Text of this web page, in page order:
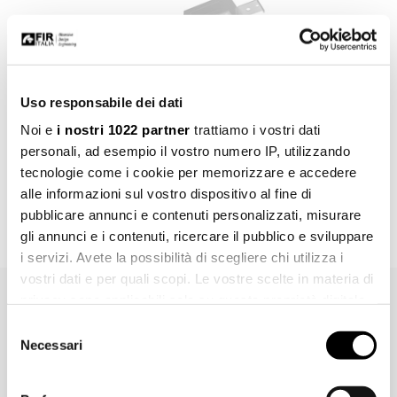
Uso responsabile dei dati
Noi e i nostri 1022 partner trattiamo i vostri dati
personali, ad esempio il vostro numero IP, utilizzando
tecnologie come i cookie per memorizzare e accedere
alle informazioni sul vostro dispositivo al fine di
pubblicare annunci e contenuti personalizzati, misurare
gli annunci e i contenuti, ricercare il pubblico e sviluppare
i servizi. Avete la possibilità di scegliere chi utilizza i
vostri dati e per quali scopi. Le vostre scelte in materia di
modificare o revocare il proprio consenso in qualsiasi
momento dalla Dichiarazione sui cookie o facendo clic
delNecessari
Art. 0524492
Parte incasso soffione doccia incasso a soffitto.
documento sono di esclusiva proprietà di Fir Italia S.p.A.© e sono
tutelati dal diritto d’autore e dal diritto del marchio. La riproduzione
elettronici, sia per l'utilizzo privato che per quello commerciale, sono